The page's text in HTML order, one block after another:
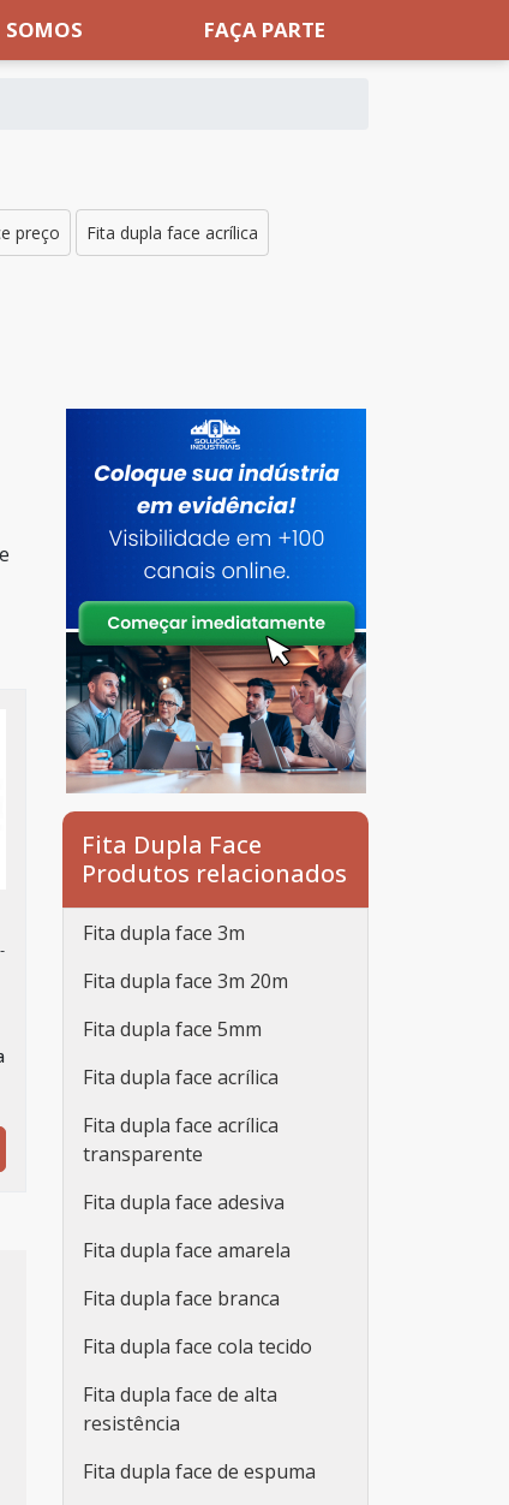
SOMOS FAÇA PARTE
preço Fita dupla face acrílica
Fita Dupla Face
Produtos relacionados
Fita dupla face 3m
Fita dupla face 3m 20m
Fita dupla face 5mm
Fita dupla face acrílica
Fita dupla face acrílica
transparente
Fita dupla face adesiva
Fita dupla face amarela
Fita dupla face branca
Fita dupla face cola tecido
Fita dupla face de alta
resistência
Fita dupla face de espuma